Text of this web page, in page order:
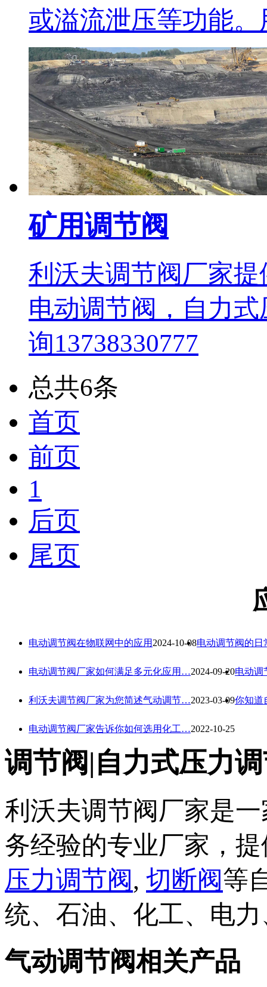
或溢流泄压等功能
矿用调节阀
利沃夫调节阀厂家
电动调节阀，自力
询13738330777
总共6条
首页
前页
1
后页
尾页
2024-10-08
电动调节阀在物联网中的应用 电动调节阀的
2024-09-20
电动调节阀厂家如何满足多元化应用… 电动调
2023-03-09
利沃夫调节阀厂家为您简述气动调节… 你知道
2022-10-25
电动调节阀厂家告诉你如何选用化工…
调节阀|自力式压力
利沃夫调节阀厂家是
务经验的专业厂家，
压力调节阀, 切断阀等
统、石油、化工、电
气动调节阀相关产品